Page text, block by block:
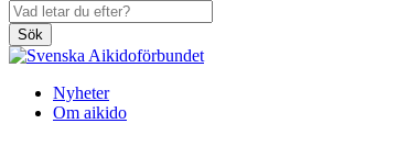
Sök
Nyheter
Om aikido